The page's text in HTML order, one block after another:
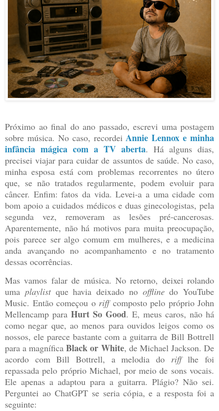
Próximo ao final do ano passado, escrevi uma postagem
sobre música. No caso, recordei Annie Lennox e minha
infância mágica com a TV aberta. Há alguns dias,
precisei viajar para cuidar de assuntos de saúde. No caso,
minha esposa está com problemas recorrentes no útero
que, se não tratados regularmente, podem evoluir para
câncer. Enfim: fatos da vida. Levei-a a uma cidade com
bom apoio a cuidados médicos e duas ginecologistas, pela
segunda vez, removeram as lesões pré-cancerosas.
Aparentemente, não há motivos para muita preocupação,
pois parece ser algo comum em mulheres, e a medicina
anda avançando no acompanhamento e no tratamento
dessas ocorrências.
Mas vamos falar de música. No retorno, deixei rolando
uma playlistque havia deixado no offlinedo YouTube
Music. Então começou o riffcomposto pelo próprio John
Mellencamp para Hurt So Good. E, meus caros, não há
como negar que, ao menos para ouvidos leigos como os
nossos, ele parece bastante com a guitarra de Bill Bottrell
para a magníficaBlack or White, de Michael Jackson. De
acordo com Bill Bottrell, a melodia do rifflhe foi
repassada pelo próprio Michael, por meio de sons vocais.
Ele apenas a adaptou para a guitarra. Plágio? Não sei.
Perguntei ao ChatGPT se seria cópia, e a resposta foi a
seguinte: